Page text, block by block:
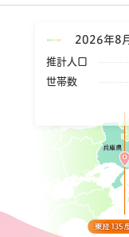
2026年8
推計人口
世帯数